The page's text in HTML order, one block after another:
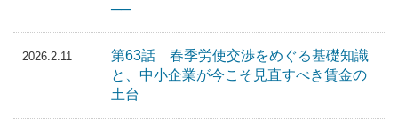
──
2026.2.11
第63話 春季労使交渉をめぐる基礎知識
と、中小企業が今こそ見直すべき賃金の
土台